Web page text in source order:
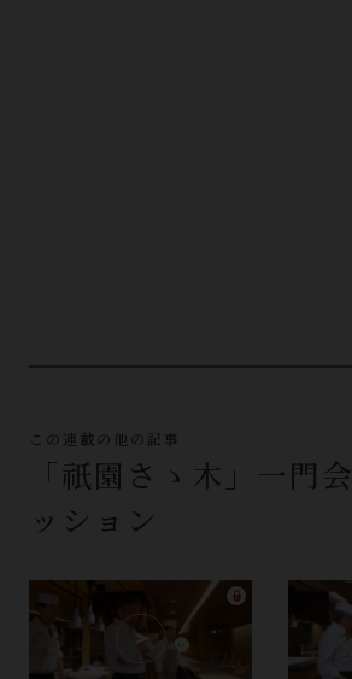
この連載の他の記事
「祇園さゝ木」一門
ッション